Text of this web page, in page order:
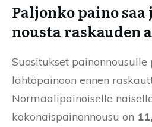
Paljonko paino
nousta raskauden
Suositukset
lähtöpainoon ennen
Normaalipainoiselle
kokonaispainonnousu on